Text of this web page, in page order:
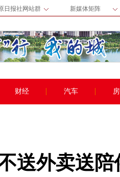
日报社网站群 新媒体矩阵
财经 汽车
送外卖送陪